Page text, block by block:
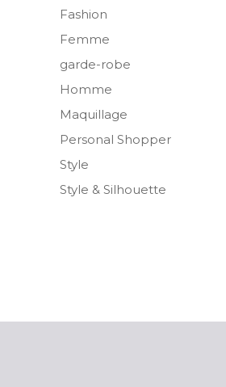
Fashion
Femme
garde-robe
Homme
Maquillage
Personal Shopper
Style
Style & Silhouette